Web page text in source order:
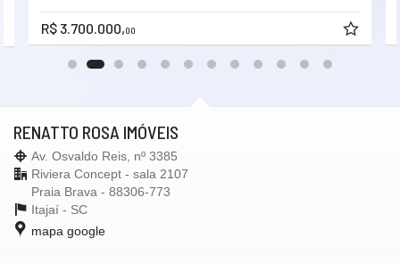
R$ 3.700.000,00
RENATTO ROSA IMÓVEIS
Av. Osvaldo Reis, nº 3385
Riviera Concept - sala 2107
Praia Brava - 88306-773
Itajaí - SC
mapa google